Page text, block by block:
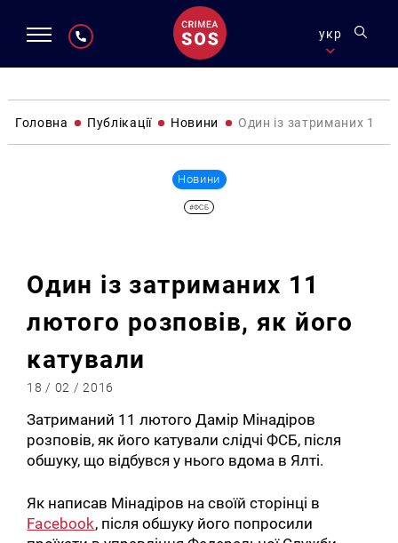
укр
Головна Публікації Новини Один із затриманих 11
Новини
#ФСБ
Один із затриманих 11
лютого розповів, як його
катували
18 / 02 / 2016
Затриманий 11 лютого Дамір Мінадіров
розповів, як його катували слідчі ФСБ, після
обшуку, що відбувся у нього вдома в Ялті.
Як написав Мінадіров на своїй сторінці в
Facebook, після обшуку його попросили